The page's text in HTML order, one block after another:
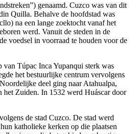
genaamd. Cuzco was van dit
Quilla. Behalve de hoofdstad was
na een lange zoektocht vanaf het
werd. Vanuit de steden in de
voedsel in voorraad te houden voor de
van Túpac Inca Yupanqui sterk was
het bestuurlijke centrum vervolgens
deel ging naar Atahualpa,
het Zuiden. In 1532 werd Huáscar door
de stad Cuzco. De stad werd
katholieke kerken op die plaatsen